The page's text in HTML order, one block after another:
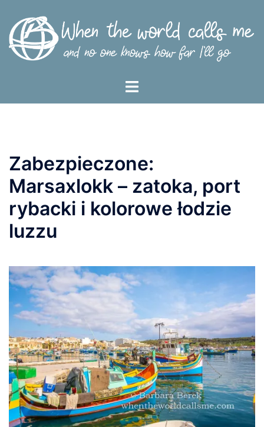
treści
Menu
Zabezpieczone:
Marsaxlokk – zatoka, port
rybacki i kolorowe łodzie
luzzu